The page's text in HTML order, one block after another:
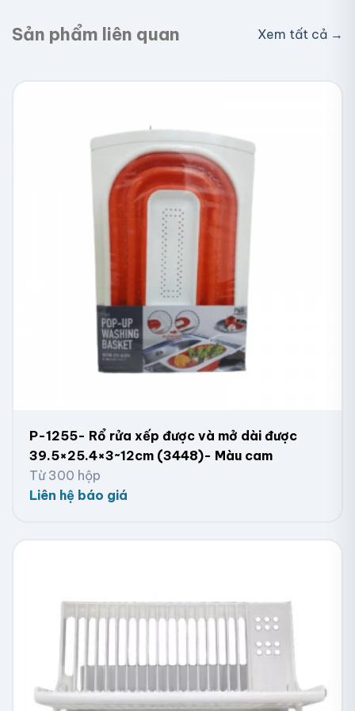
Sản phẩm liên quan Xem tất cả →
P-1255- Rổ rửa xếp được và mở dài được
39.5×25.4×3~12cm (3448)- Màu cam
Từ 300 hộp
Liên hệ báo giá